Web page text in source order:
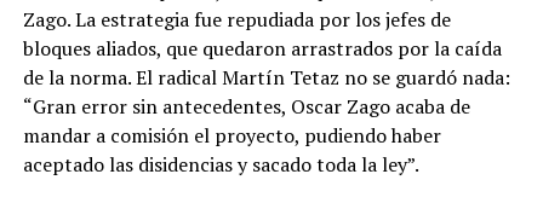
Zago. La estrategia fue repudiada por los jefes de
bloques aliados, que quedaron arrastrados por la caída
de la norma. El radical Martín Tetaz no se guardó nada:
“Gran error sin antecedentes, Oscar Zago acaba de
mandar a comisión el proyecto, pudiendo haber
aceptado las disidencias y sacado toda la ley”.